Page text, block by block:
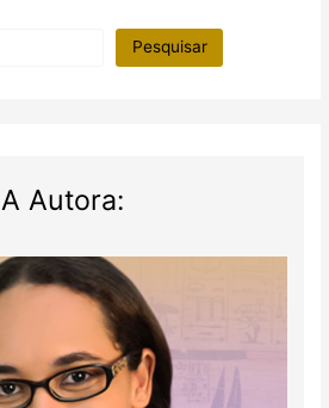
Pesquisar
A Autora: